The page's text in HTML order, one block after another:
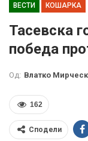
ВЕСТИ КОШАРКА
Тасевска
победа
Од: Влатко
162
Сподели